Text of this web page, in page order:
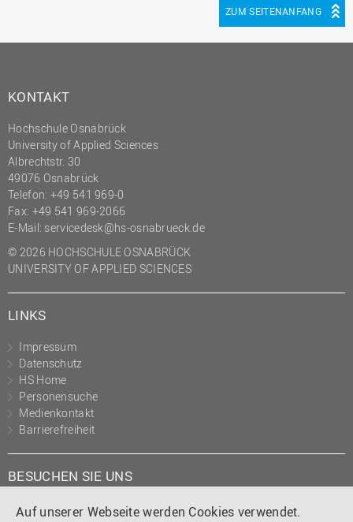
Auf unserer Webseite werden Cookies verwendet.
ZUM SEITENANFANG
KONTAKT
Hochschule Osnabrück
University of Applied Sciences
Albrechtstr. 30
49076 Osnabrück
Telefon: +49 541 969-0
Fax: +49 541 969-2066
E-Mail: servicedesk@hs-osnabrueck.de
© 2026 HOCHSCHULE OSNABRÜCK
UNIVERSITY OF APPLIED SCIENCES
LINKS
Impressum
Datenschutz
HS Home
Personensuche
Medienkontakt
Barrierefreiheit
BESUCHEN SIE UNS
Instagram
TiktokLinkedIn
YouTube
Facebook